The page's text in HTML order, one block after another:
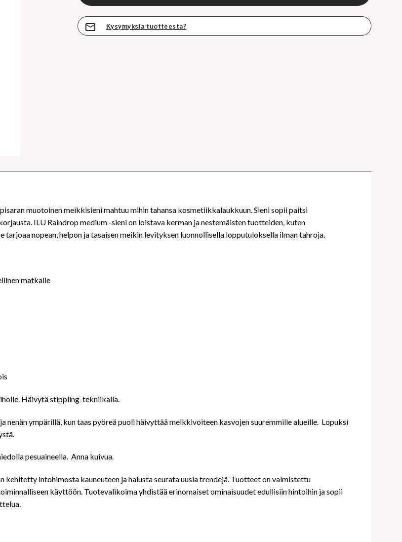
Kysymyksiä tuotteesta?
muotoinen meikkisieni mahtuu mihin tahansa kosmetiikkalaukkuun. Sieni sopii paitsi
ILU Raindrop medium -sieni on loistava kerman ja nestemäisten tuotteiden, kuten
nopean, helpon ja tasaisen meikin levityksen luonnollisella lopputuloksella ilman tahroja.
matkalle
Häivytä stippling-tekniikalla.
nenän ympärillä, kun taas pyöreä puoli häivyttää meikkivoiteen kasvojen suuremmille alueille. Lopuksi
pesuaineella. Anna kuivua.
kehitetty intohimosta kauneuteen ja halusta seurata uusia trendejä. Tuotteet on valmistettu
käyttöön. Tuotevalikoima yhdistää erinomaiset ominaisuudet edullisiin hintoihin ja sopii